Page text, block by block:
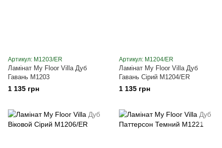
Артикул: M1203/ER
Ламінат My Floor Villa Дуб
Гавань M1203
1 135 грн
Артикул: M1204/ER
Ламінат My Floor Villa Дуб
Гавань Сірий M1204/ER
1 135 грн